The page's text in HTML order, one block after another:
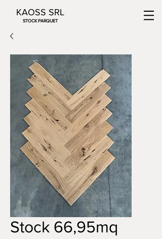
KAOSS SRL
STOCK PARQUET
Stock 66,95mq